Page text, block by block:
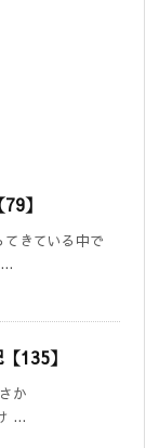
】
きている中で
135】
か
...